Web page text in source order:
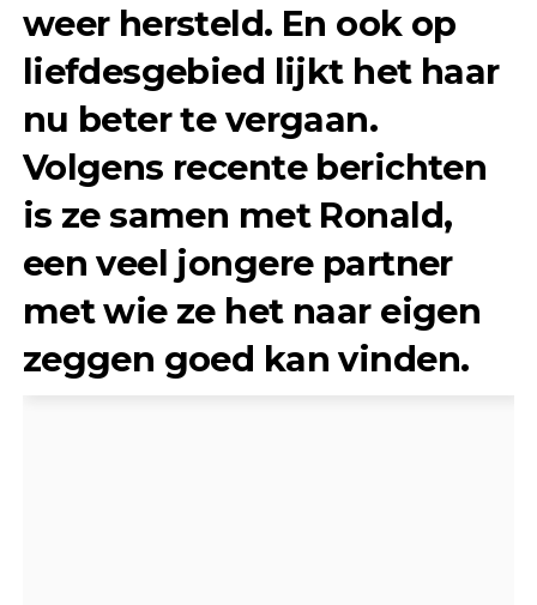
weer hersteld. En ook op
liefdesgebied lijkt het haar
nu beter te vergaan.
Volgens recente berichten
is ze samen met Ronald,
een veel jongere partner
met wie ze het naar eigen
zeggen goed kan vinden.